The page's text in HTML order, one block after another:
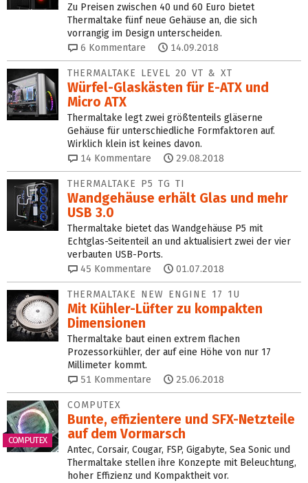
Zu Preisen zwischen 40 und 60 Euro bietet
Thermaltake fünf neue Gehäuse an, die sich
vorrangig im Design unterscheiden.
6 Kommentare 14.09.2018
THERMALTAKE LEVEL 20 VT & XT
Würfel-Glaskästen für E-ATX und
Micro ATX
Thermaltake legt zwei größtenteils gläserne
Gehäuse für unterschiedliche Formfaktoren auf.
Wirklich klein ist keines davon.
14 Kommentare 29.08.2018
THERMALTAKE P5 TG TI
Wandgehäuse erhält Glas und mehr
USB 3.0
Thermaltake bietet das Wandgehäuse P5 mit
Echtglas-Seitenteil an und aktualisiert zwei der vier
verbauten USB-Ports.
45 Kommentare 01.07.2018
THERMALTAKE NEW ENGINE 17 1U
Mit Kühler-Lüfter zu kompakten
Dimensionen
Thermaltake baut einen extrem flachen
Prozessorkühler, der auf eine Höhe von nur 17
Millimeter kommt.
51 Kommentare 25.06.2018
COMPUTEX
COMPUTEX
Bunte, effizientere und SFX-Netz­teile
auf dem Vormarsch
Antec, Corsair, Cougar, FSP, Gigabyte, Sea Sonic und
Thermaltake stellen ihre Konzepte mit Beleuchtung,
hoher Effizienz und Kompaktheit vor.